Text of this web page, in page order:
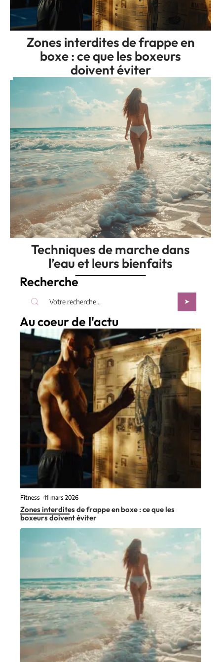
Zones interdites de frappe en
boxe : ce que les boxeurs
doivent éviter
Techniques de marche dans
l’eau et leurs bienfaits
Recherche
Au coeur de l'actu
Fitness 11 mars 2026
Zones interdites de frappe en boxe : ce que les
boxeurs doivent éviter